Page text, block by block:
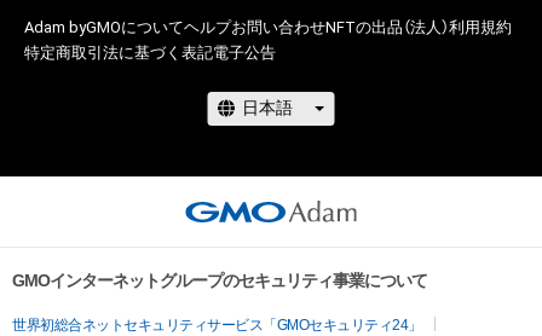
Adam byGMOについてヘルプお問い合わせNFTの出品（法人）利用規約
特定商取引法に基づく表記電子公告
GMOインターネットグループのセキュリティ事業について
世界初総合ネットセキュリティサービス「GMOセキュリティ24」